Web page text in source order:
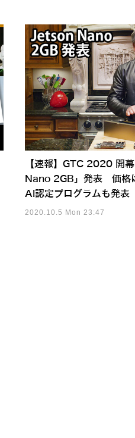
【速報】GTC 2020 開
Nano 2GB」発表 価
AI認定プログラムも発表
2020.10.5 Mon 23:47